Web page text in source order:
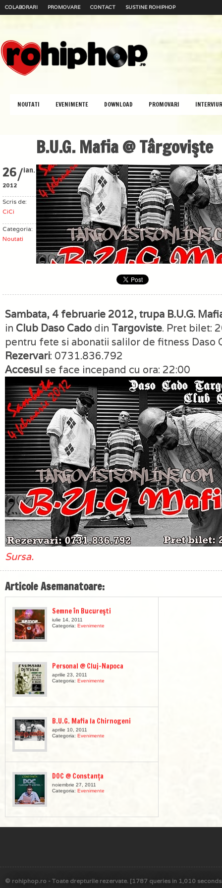
COLABORARI PROMOVARE CONTACT SUSTINE ROHIPHOP
NOUTATI EVENIMENTE DOWNLOAD PROMOVARI
B.U.G. Mafia @ Târgovişte
26/ian.
2012
Scris de:
CiCi
Categoria:
Noutati
Sambata, 4 februarie 2012, trupa B.U.G.
in Club Daso Cado din Targoviste. Pret bilet:
pentru fete si abonatii salilor de fitness Daso
Rezervari: 0731.836.792
Accesul se face incepand cu ora: 22:00
Sursa.
Articole Asemanatoare:
Semne în Bucureşti
iulie 14, 2011
Categoria: Evenimente
Personal @ Cluj-Napoca
aprilie 23, 2011
Categoria: Evenimente
B.U.G. Mafia la Chirnogeni
aprilie 10, 2011
Categoria: Evenimente
DOC @ Constanța
noiembrie 27, 2011
Categoria: Evenimente
© rohiphop.ro - Toate drepturile rezervate. [1787 queries in 1,010